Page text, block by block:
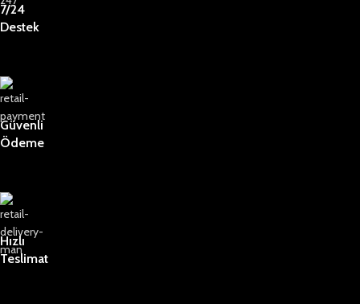
7/24
Destek
Güvenli
Ödeme
Hızlı
Teslimat